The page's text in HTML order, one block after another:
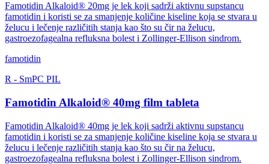
Famotidin Alkaloid® 20mg je lek koji sadrži aktivnu supstancu
famotidin i koristi se za smanjenje količine kiseline koja se stvara u
želucu i lečenje različitih stanja kao što su čir na želucu,
gastroezofagealna refluksna bolest i Zollinger-Ellison sindrom.
famotidin
R - SmPC PIL
Famotidin Alkaloid® 40mg film tableta
Famotidin Alkaloid® 40mg je lek koji sadrži aktivnu supstancu
famotidin i koristi se za smanjenje količine kiseline koja se stvara u
želucu i lečenje različitih stanja kao što su čir na želucu,
gastroezofagealna refluksna bolest i Zollinger-Ellison sindrom.